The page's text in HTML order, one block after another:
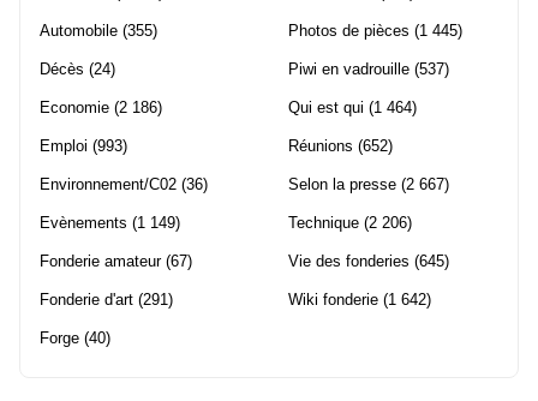
Automobile (355)
Décès (24)
Economie (2 186)
Emploi (993)
Environnement/C02 (36)
Evènements (1 149)
Fonderie amateur(67)
Fonderie d'art (291)
Forge (40)
Photos de pièces (1 445)
Piwi en vadrouille (537)
Qui est qui (1 464)
Réunions (652)
Selon la presse (2 667)
Technique (2 206)
Vie des fonderies (645)
Wiki fonderie (1 642)